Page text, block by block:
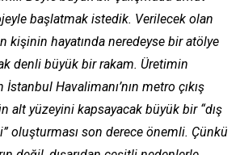
başlatmak istedik. Verilecek olan
kişinin hayatında neredeyse bir atölye
denli büyük bir rakam. Üretimin
Havalimanı’nın metro çıkış
alt yüzeyini kapsayacak büyük bir “dış
oluşturması son derece önemli. Çünkü